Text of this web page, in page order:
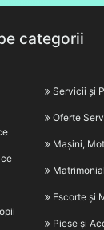
categorii
Servicii și
Oferte
Mașini,
Escorte și
Piese și